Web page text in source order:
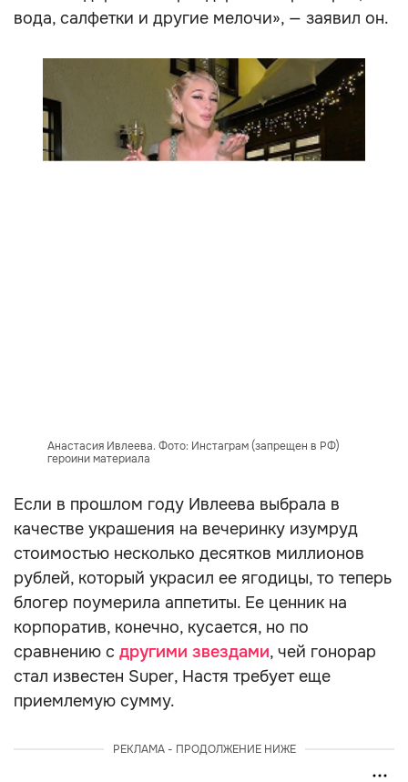
вода, салфетки и другие мелочи», — заявил он.
Анастасия Ивлеева. Фото: Инстаграм (запрещен в РФ)
героини материала
Если в прошлом году Ивлеева выбрала в
качестве украшения на вечеринку изумруд
стоимостью несколько десятков миллионов
рублей, который украсил ее ягодицы, то теперь
блогер поумерила аппетиты. Ее ценник на
корпоратив, конечно, кусается, но по
сравнению с другими звездами, чей гонорар
стал известен Super, Настя требует еще
приемлемую сумму.
РЕКЛАМА - ПРОДОЛЖЕНИЕ НИЖЕ